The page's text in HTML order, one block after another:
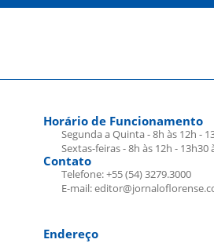
Horário de Funcionamento
Segunda a Quinta - 8h às 12h -
Sextas-feiras - 8h às 12h - 13h30
Contato
Telefone: +55 (54) 3279.3000
E-mail:
Endereço